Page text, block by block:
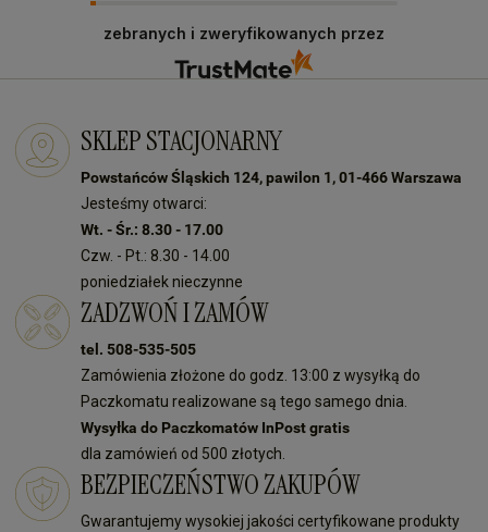
oczekiwaniom naszych klientów! Do zobaczenia:)
zebranych i zweryfikowanych przez
SKLEP STACJONARNY
Powstańców Śląskich 124, pawilon 1, 01-466 Warszawa
Jesteśmy otwarci:
Wt. - Śr.: 8.30 - 17.00
Czw. - Pt.: 8.30 - 14.00
poniedziałek nieczynne
ZADZWOŃ I ZAMÓW
tel. 508-535-505
Zamówienia złożone do godz. 13:00 z wysyłką do
Paczkomatu realizowane są tego samego dnia.
Wysyłka do Paczkomatów InPost gratis
dla zamówień od 500 złotych.
BEZPIECZEŃSTWO ZAKUPÓW
Gwarantujemy wysokiej jakości certyfikowane produkty